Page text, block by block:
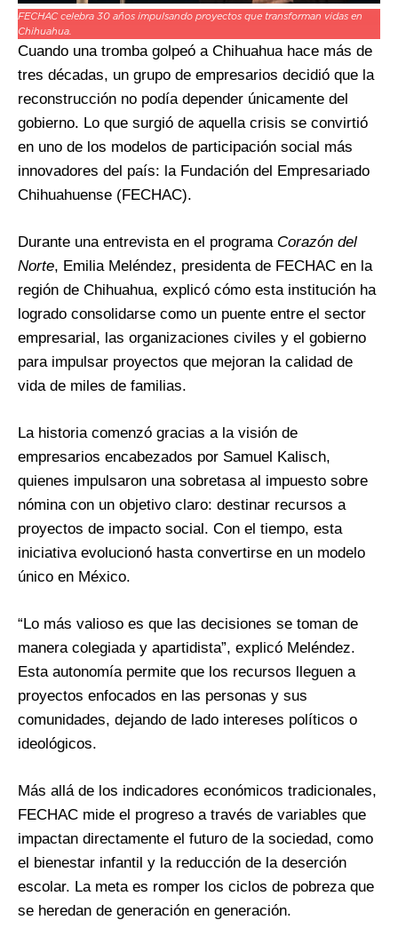
FECHAC celebra 30 años impulsando proyectos que transforman vidas en
Chihuahua.
Cuando una tromba golpeó a Chihuahua hace más de
tres décadas, un grupo de empresarios decidió que la
reconstrucción no podía depender únicamente del
gobierno. Lo que surgió de aquella crisis se convirtió
en uno de los modelos de participación social más
innovadores del país: la Fundación del Empresariado
Chihuahuense (FECHAC).
Durante una entrevista en el programa Corazón del
Norte, Emilia Meléndez, presidenta de FECHAC en la
región de Chihuahua, explicó cómo esta institución ha
logrado consolidarse como un puente entre el sector
empresarial, las organizaciones civiles y el gobierno
para impulsar proyectos que mejoran la calidad de
vida de miles de familias.
La historia comenzó gracias a la visión de
empresarios encabezados por Samuel Kalisch,
quienes impulsaron una sobretasa al impuesto sobre
nómina con un objetivo claro: destinar recursos a
proyectos de impacto social. Con el tiempo, esta
iniciativa evolucionó hasta convertirse en un modelo
único en México.
“Lo más valioso es que las decisiones se toman de
manera colegiada y apartidista”, explicó Meléndez.
Esta autonomía permite que los recursos lleguen a
proyectos enfocados en las personas y sus
comunidades, dejando de lado intereses políticos o
ideológicos.
Más allá de los indicadores económicos tradicionales,
FECHAC mide el progreso a través de variables que
impactan directamente el futuro de la sociedad, como
el bienestar infantil y la reducción de la deserción
escolar. La meta es romper los ciclos de pobreza que
se heredan de generación en generación.